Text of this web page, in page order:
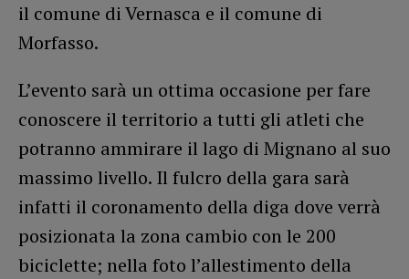
il comune di Vernasca e il comune di
Morfasso.
L’evento sarà un ottima occasione per fare
conoscere il territorio a tutti gli atleti che
potranno ammirare il lago di Mignano al suo
massimo livello. Il fulcro della gara sarà
infatti il coronamento della diga dove verrà
posizionata la zona cambio con le 200
biciclette; nella foto l’allestimento della